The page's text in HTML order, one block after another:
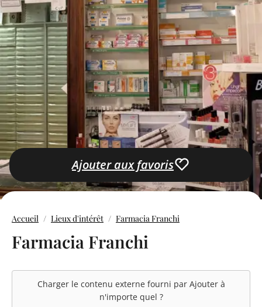
Ajouter aux favoris
Accueil Lieux d'intérêt Farmacia Franchi
Farmacia Franchi
Charger le contenu externe fourni par Ajouter à
n'importe quel ?